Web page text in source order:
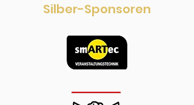
Silber-Sponsoren